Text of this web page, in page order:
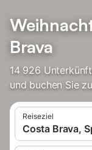
Brava
14 926
und buchen Sie
Reiseziel
Costa Brava,